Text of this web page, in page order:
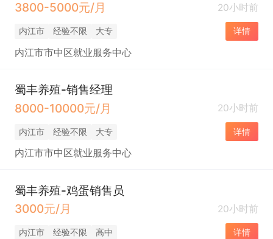
3800-5000元/月
20小时前
内江市 经验不限 大专 详情
内江市市中区就业服务中心
蜀丰养殖-销售经理
8000-10000元/月
20小时前
内江市 经验不限 大专 详情
内江市市中区就业服务中心
蜀丰养殖-鸡蛋销售员
3000元/月
20小时前
内江市 经验不限 高中 详情